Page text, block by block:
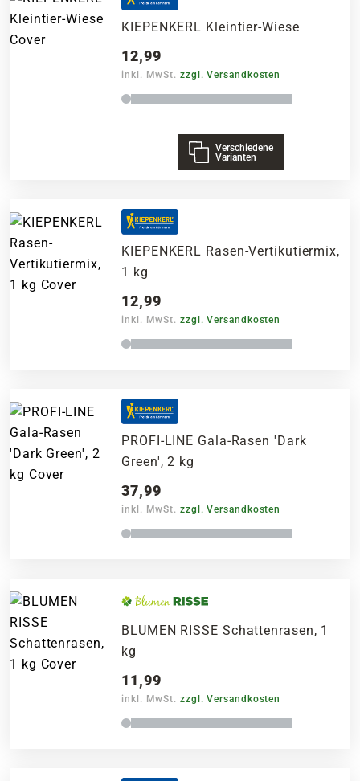
KIEPENKERL Kleintier-Wiese
12,99
inkl. MwSt. zzgl. Versandkosten
Verschiedene
Varianten
KIEPENKERL Rasen-Vertikutiermix,
1 kg
12,99
inkl. MwSt. zzgl. Versandkosten
PROFI-LINE Gala-Rasen 'Dark
Green', 2 kg
37,99
inkl. MwSt. zzgl. Versandkosten
BLUMEN RISSE Schattenrasen, 1
kg
11,99
inkl. MwSt. zzgl. Versandkosten